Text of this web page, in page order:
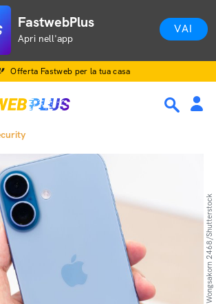
FastwebPlus
Apri nell'app
VAI
Offerta Fastweb per la tua casa
Wongsakorn 2468/Shutterstock